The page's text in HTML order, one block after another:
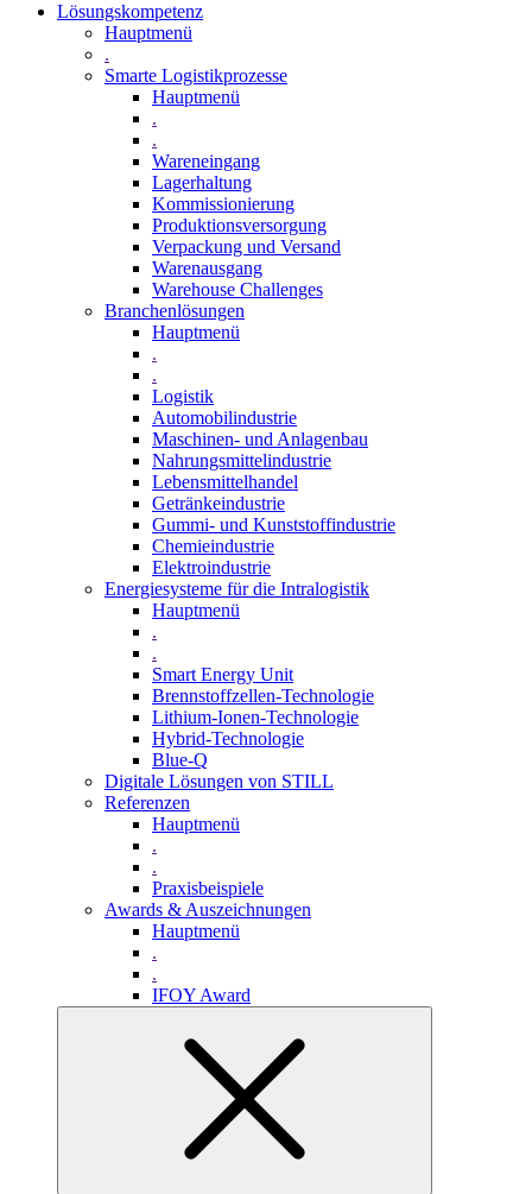
Lösungskompetenz
Hauptmenü
.
Smarte Logistikprozesse
Hauptmenü
.
.
Wareneingang
Lagerhaltung
Kommissionierung
Produktionsversorgung
Verpackung und Versand
Warenausgang
Warehouse Challenges
Branchenlösungen
Hauptmenü
.
.
Logistik
Automobilindustrie
Maschinen- und Anlagenbau
Nahrungsmittelindustrie
Lebensmittelhandel
Getränkeindustrie
Gummi­- und Kunststoffindustrie
Chemieindustrie
Elektroindustrie
Energiesysteme für die Intralogistik
Hauptmenü
.
.
Smart Energy Unit
Brennstoffzellen-Technologie
Lithium-Ionen-Technologie
Hybrid-Technologie
Blue-Q
Digitale Lösungen von STILL
Referenzen
Hauptmenü
.
.
Praxisbeispiele
Awards & Auszeichnungen
Hauptmenü
.
.
IFOY Award